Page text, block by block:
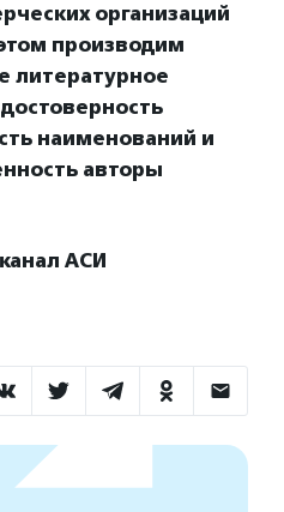
организаций
производим
литературное
наименований и
авторы
АСИ